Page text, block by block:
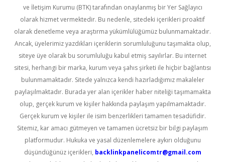
ve İletişim Kurumu (BTK) tarafından onaylanmış bir Yer Sağlayıcı
olarak hizmet vermektedir. Bu nedenle, sitedeki içerikleri proaktif
olarak denetleme veya araştırma yükümlülüğümüz bulunmamaktadır.
Ancak, üyelerimiz yazdıkları içeriklerin sorumluluğunu taşımakta olup,
siteye üye olarak bu sorumluluğu kabul etmiş sayılırlar. Bu internet
sitesi, herhangi bir marka, kurum veya şahıs şirketi ile hiçbir bağlantısı
bulunmamaktadır. Sitede yalnızca kendi hazırladığımız makaleler
paylaşılmaktadır. Burada yer alan içerikler haber niteliği taşımamakta
olup, gerçek kurum ve kişiler hakkında paylaşım yapılmamaktadır.
Gerçek kurum ve kişiler ile isim benzerlikleri tamamen tesadüfidir.
Sitemiz, kar amacı gütmeyen ve tamamen ücretsiz bir bilgi paylaşım
platformudur. Hukuka ve yasal düzenlemelere aykırı olduğunu
düşündüğünüz içerikleri, backlinkpanelicomtr@gmail.com